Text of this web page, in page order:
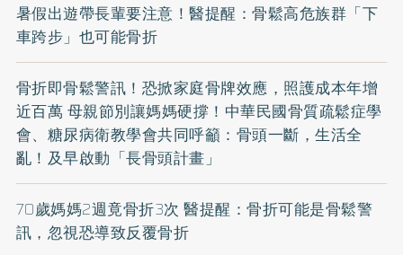
暑假出遊帶長輩要注意！醫提醒：骨鬆高危族群「下
車跨步」也可能骨折
骨折即骨鬆警訊！恐掀家庭骨牌效應，照護成本年增
近百萬 母親節別讓媽媽硬撐！中華民國骨質疏鬆症學
會、糖尿病衛教學會共同呼籲：骨頭一斷，生活全
亂！及早啟動「長骨頭計畫」
70歲媽媽2週竟骨折3次 醫提醒：骨折可能是骨鬆警
訊，忽視恐導致反覆骨折